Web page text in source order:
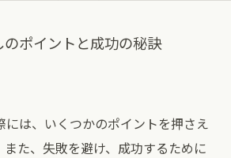
ポイントと成功の秘訣
には、いくつかのポイントを押さえ
また、失敗を避け、成功するために